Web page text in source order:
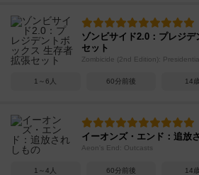
ゾンビサイド2.0：プレジ
セット
Zombicide (2nd Edition):
1～6人 60分前後 14
イーオンズ・エンド：追放
Aeon's End: Outcasts
1～4人 60分前後 14